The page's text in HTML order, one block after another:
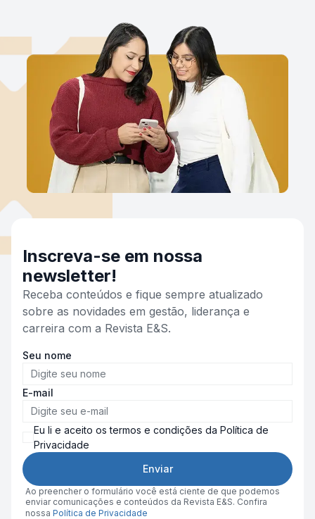
Inscreva-se em nossa
newsletter!
Receba conteúdos e fique sempre atualizado
sobre as novidades em gestão, liderança e
carreira com a Revista E&S.
Seu nome
E-mail
Eu li e aceito os termos e condições da Política de
Privacidade
Enviar
Ao preencher o formulário você está ciente de que podemos
enviar comunicações e conteúdos da Revista E&S. Confira
nossa Política de Privacidade